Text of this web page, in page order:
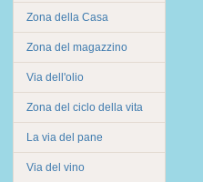
Zona della Casa
Zona del magazzino
Via dell'olio
Zona del ciclo della vita
La via del pane
Via del vino